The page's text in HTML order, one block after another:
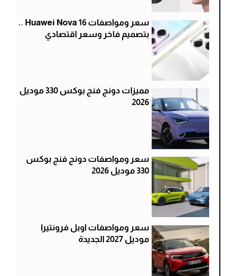
سعر ومواصفات Huawei Nova 16 ..
بتصميم فاخر وسعر اقتصادي
مميزات دونج فنج بوكس 330 موديل
2026
سعر ومواصفات دونج فنج بوكس
330 موديل 2026
سعر ومواصفات اوبل فرونتيرا
موديل 2027 الجديدة